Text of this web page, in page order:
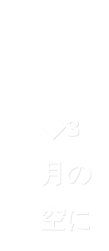
◆3
月の
空に